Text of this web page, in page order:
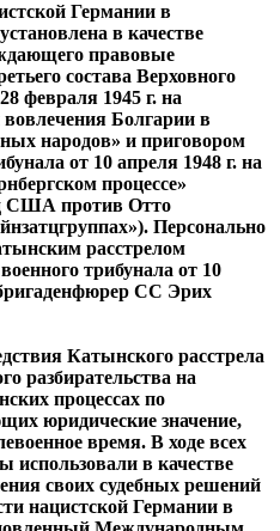
Германии в
в качестве
правовые
состава Верховного
февраля 1945 г. на
Болгарии в
народов» и приговором
от 10 апреля 1948 г. на
процессе»
США против Отто
Персонально
расстрелом
трибунала от 10
СС Эрих
Катынского расстрела
разбирательства на
процессах по
юридические значение,
время. В ходе всех
использовали в качестве
своих судебных решений
нацистской Германии в